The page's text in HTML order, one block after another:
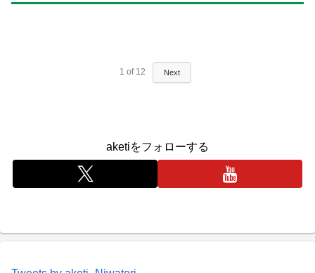
1 of 12 Next
aketiをフォローする